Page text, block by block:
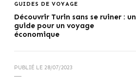
GUIDES DE VOYAGE
Découvrir Turin sans se ruiner : un
guide pour un voyage
économique
PUBLIÉ LE 28/07/2023